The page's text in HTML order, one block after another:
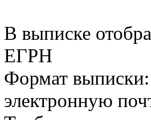
В выписке
ЕГРН
Формат выписки:
электронную